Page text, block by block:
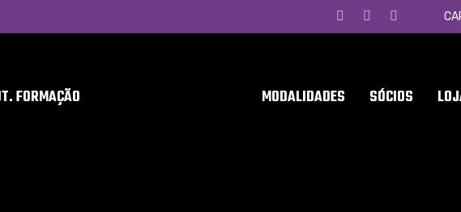
FORMAÇÃO MODALIDADES SÓCIOS